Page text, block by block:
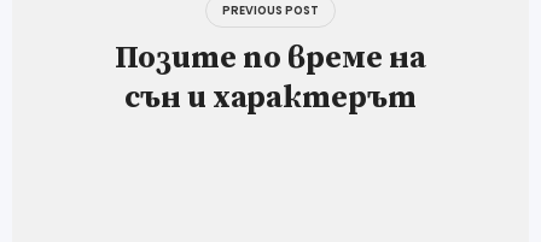
PREVIOUS POST
Позите по време на
сън и характерът